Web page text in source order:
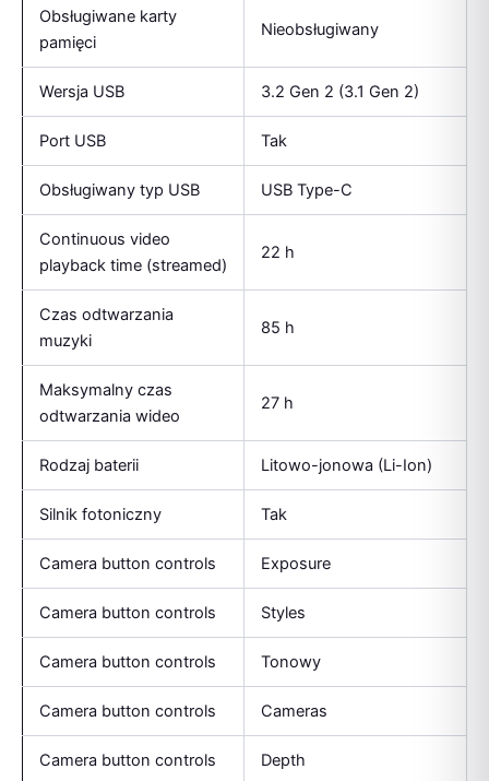
Obsługiwane karty
pamięci
Nieobsługiwany
Wersja USB 3.2 Gen 2 (3.1 Gen 2)
Port USB Tak
Obsługiwany typ USB USB Type-C
Continuous video
playback time (streamed)
22 h
Czas odtwarzania
muzyki
85 h
Maksymalny czas
odtwarzania wideo
27 h
Rodzaj baterii Litowo-jonowa (Li-Ion)
Silnik fotoniczny Tak
Camera button controls Exposure
Camera button controls Styles
Camera button controls Tonowy
Camera button controls Cameras
Camera button controls Depth